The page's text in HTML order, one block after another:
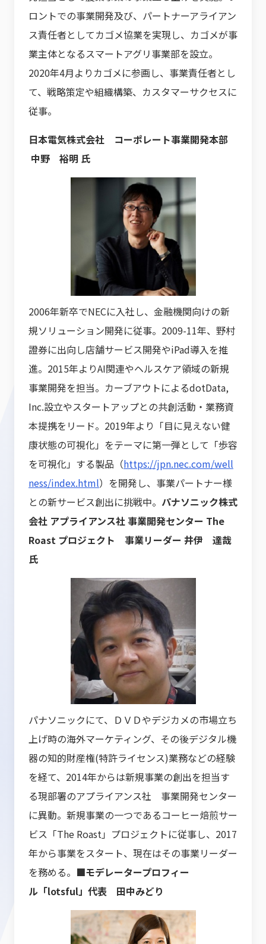
ロントでの事業開発及び、パートナーアライアン
ス責任者としてカゴメ協業を実現し、カゴメが事
業主体となるスマートアグリ事業部を設立。
2020年4月よりカゴメに参画し、事業責任者とし
て、戦略策定や組織構築、カスタマーサクセスに
従事。
日本電気株式会社 コーポレート事業開発本部
中野 裕明 氏
2006年新卒でNECに入社し、金融機関向けの新
規ソリューション開発に従事。2009-11年、野村
證券に出向し店舗サービス開発やiPad導入を推
進。2015年よりAI関連やヘルスケア領域の新規
事業開発を担当。カーブアウトによるdotData,
Inc.設立やスタートアップとの共創活動・業務資
本提携をリード。2019年より「目に見えない健
康状態の可視化」をテーマに第一弾として「歩容
を可視化」する製品（https://jpn.nec.com/well
ness/index.html）を開発し、事業パートナー様
との新サービス創出に挑戦中。 パナソニック株式
会社 アプライアンス社 事業開発センター The
Roast プロジェクト 事業リーダー 井伊 達哉
氏
パナソニックにて、ＤＶＤやデジカメの市場立ち
上げ時の海外マーケティング、その後デジタル機
器の知的財産権(特許ライセンス)業務などの経験
を経て、2014年からは新規事業の創出を担当す
る現部署のアプライアンス社 事業開発センター
に異動。新規事業の一つであるコーヒー焙煎サー
ビス「The Roast」プロジェクトに従事し、2017
年から事業をスタート、現在はその事業リーダー
を務める。 ■モデレータープロフィー
ル 「lotsful」代表 田中みどり